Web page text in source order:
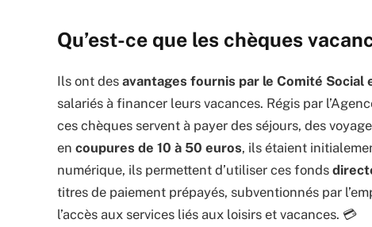
Qu’est-ce que les chèques
Ils ont des avantages fournis par le Comité Social
salariés à financer leurs vacances. Régis par
ces chèques servent à payer des séjours, des
en coupures de 10 à 50 euros, ils étaient
numérique, ils permettent d’utiliser ces fonds
titres de paiement prépayés, subventionnés par
l’accès aux services liés aux loisirs et vacances. 💳